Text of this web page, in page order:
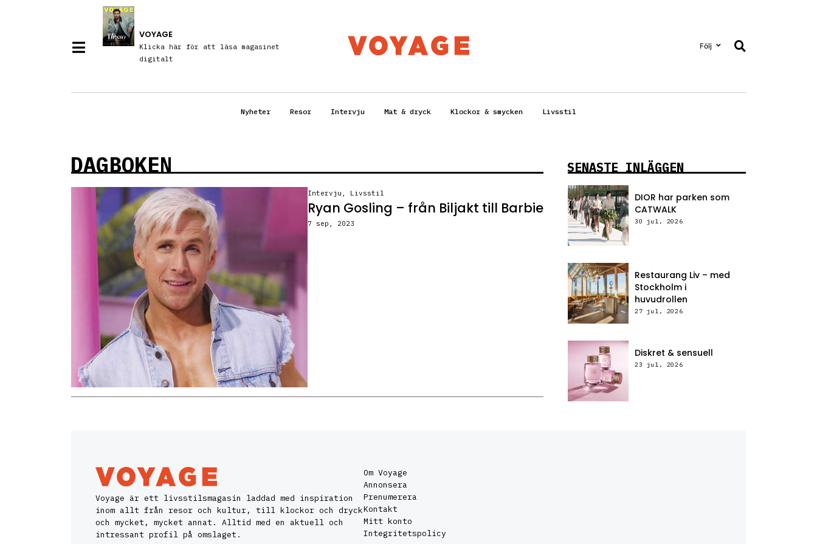
VOYAGE
Klicka här för att läsa magasinet
digitalt
Följ
Nyheter Resor Intervju Mat & dryck Klockor & smycken Livsstil
DAGBOKEN
Intervju , Livsstil
Ryan Gosling – från Biljakt till Barbie
7 sep, 2023
SENASTE INLÄGGEN
DIOR har parken som
CATWALK
30 jul, 2026
Restaurang Liv – med
Stockholm i
huvudrollen
27 jul, 2026
Diskret & sensuell
23 jul, 2026
Voyage är ett livsstilsmagasin laddad med inspiration
inom allt från resor och kultur, till klockor och dryck
och mycket, mycket annat. Alltid med en aktuell och
intressant profil på omslaget.
Om Voyage
Annonsera
Prenumerera
Kontakt
Mitt konto
Integritetspolicy